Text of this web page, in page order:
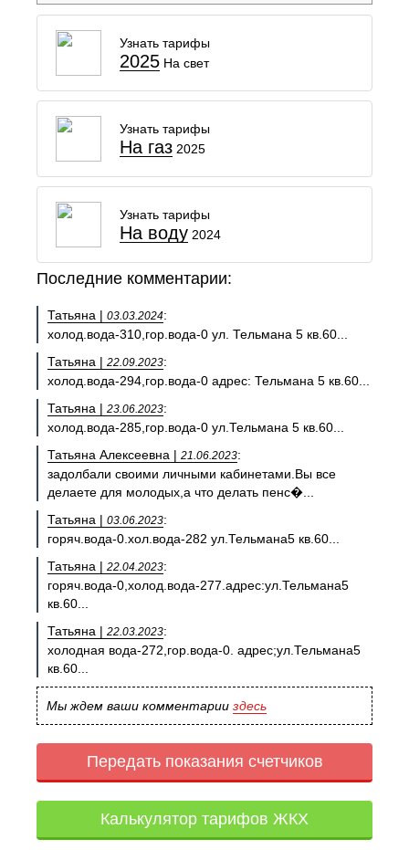
Узнать тарифы
2025 На свет
Узнать тарифы
На газ 2025
Узнать тарифы
На воду 2024
Последние комментарии:
Татьяна | 03.03.2024:
холод.вода-310,гор.вода-0 ул. Тельмана 5 кв.60...
Татьяна | 22.09.2023:
холод.вода-294,гор.вода-0 адрес: Тельмана 5 кв.60...
Татьяна | 23.06.2023:
холод.вода-285,гор.вода-0 ул.Тельмана 5 кв.60...
Татьяна Алексеевна | 21.06.2023:
задолбали своими личными кабинетами.Вы все
делаете для молодых,а что делать пенс�...
Татьяна | 03.06.2023:
горяч.вода-0.хол.вода-282 ул.Тельмана5 кв.60...
Татьяна | 22.04.2023:
горяч.вода-0,холод.вода-277.адрес:ул.Тельмана5
кв.60...
Татьяна | 22.03.2023:
холодная вода-272,гор.вода-0. адрес;ул.Тельмана5
кв.60...
Мы ждем ваши комментарии здесь
Передать показания счетчиков
Калькулятор тарифов ЖКХ